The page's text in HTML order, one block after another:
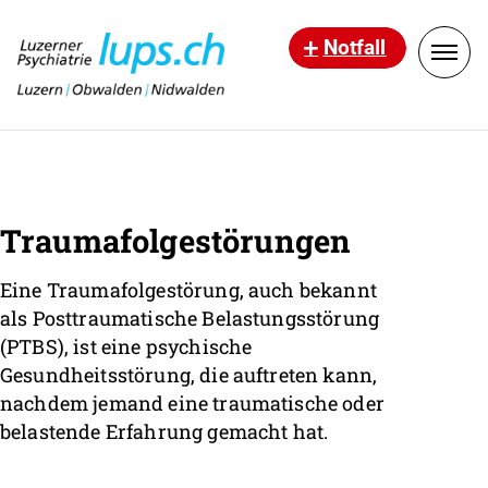
Notfall
Traumafolgestörungen
Eine Traumafolgestörung, auch bekannt
als Posttraumatische Belastungsstörung
(PTBS), ist eine psychische
Gesundheitsstörung, die auftreten kann,
nachdem jemand eine traumatische oder
belastende Erfahrung gemacht hat.